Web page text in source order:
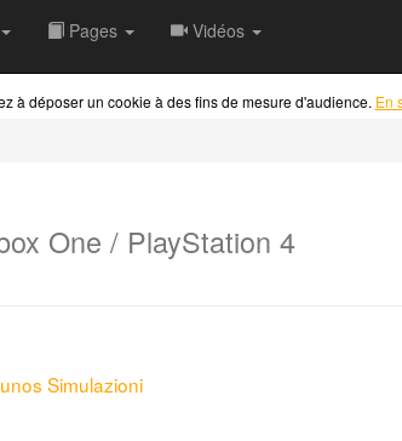
à déposer un cookie à des fins de mesure d'audience. En
Pages Vidéos
One / PlayStation 4
Simulazioni